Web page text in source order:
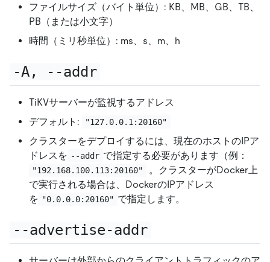
ファイルサイズ（バイト単位）: KB、MB、GB、TB、
PB（または小文字）
時間（ミリ秒単位）: ms、s、m、h
-A, --addr
TiKVサーバーが監視するアドレス
デフォルト:
"127.0.0.1:20160"
クラスターをデプロイするには、現在のホストのIPア
ドレスを --addr で指定する必要があります（例：
"192.168.100.113:20160"
。クラスターがDocker上
で実行される場合は、DockerのIPアドレス
を "0.0.0.0:20160" で指定します。
--advertise-addr